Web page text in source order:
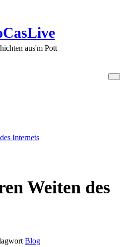
aus'm Pott
Internets
Weiten des
Blog